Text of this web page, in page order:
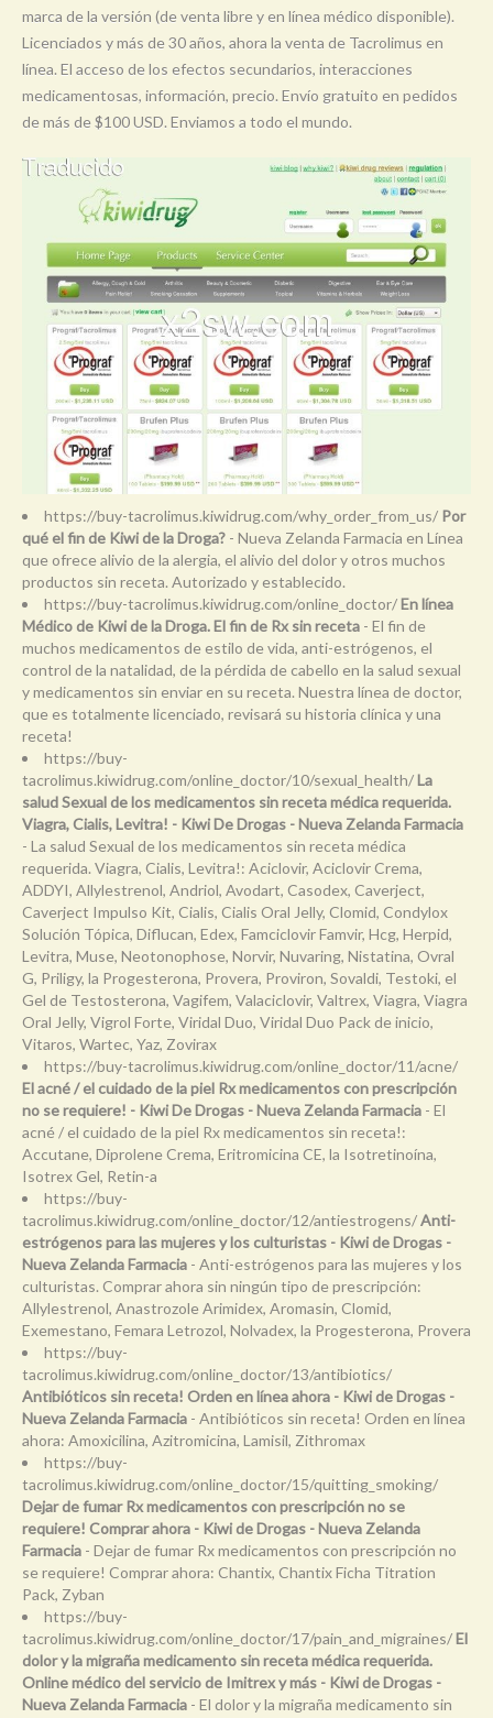
marca de la versión (de venta libre y en línea médico disponible).
Licenciados y más de 30 años, ahora la venta de Tacrolimus en
línea. El acceso de los efectos secundarios, interacciones
medicamentosas, información, precio. Envío gratuito en pedidos
de más de $100 USD. Enviamos a todo el mundo.
https://buy-tacrolimus.kiwidrug.com/why_order_from_us/ Por
qué el fin de Kiwi de la Droga? - Nueva Zelanda Farmacia en Línea
que ofrece alivio de la alergia, el alivio del dolor y otros muchos
productos sin receta. Autorizado y establecido.
https://buy-tacrolimus.kiwidrug.com/online_doctor/En línea
Médico de Kiwi de la Droga. El fin de Rx sin receta - El fin de
muchos medicamentos de estilo de vida, anti-estrógenos, el
control de la natalidad, de la pérdida de cabello en la salud sexual
y medicamentos sin enviar en su receta. Nuestra línea de doctor,
que es totalmente licenciado, revisará su historia clínica y una
receta!
https://buy-
tacrolimus.kiwidrug.com/online_doctor/10/sexual_health/La
salud Sexual de los medicamentos sin receta médica requerida.
Viagra, Cialis, Levitra! - Kiwi De Drogas - Nueva Zelanda Farmacia
- La salud Sexual de los medicamentos sin receta médica
requerida. Viagra, Cialis, Levitra!: Aciclovir, Aciclovir Crema,
ADDYI, Allylestrenol, Andriol, Avodart, Casodex, Caverject,
Caverject Impulso Kit, Cialis, Cialis Oral Jelly, Clomid, Condylox
Solución Tópica, Diflucan, Edex, Famciclovir Famvir, Hcg, Herpid,
Levitra, Muse, Neotonophose, Norvir, Nuvaring, Nistatina, Ovral
G, Priligy, la Progesterona, Provera, Proviron, Sovaldi, Testoki, el
Gel de Testosterona, Vagifem, Valaciclovir, Valtrex, Viagra, Viagra
Oral Jelly, Vigrol Forte, Viridal Duo, Viridal Duo Pack de inicio,
Vitaros, Wartec, Yaz, Zovirax
https://buy-tacrolimus.kiwidrug.com/online_doctor/11/acne/
El acné / el cuidado de la piel Rx medicamentos con prescripción
no se requiere! - Kiwi De Drogas - Nueva Zelanda Farmacia - El
acné / el cuidado de la piel Rx medicamentos sin receta!:
Accutane, Diprolene Crema, Eritromicina CE, la Isotretinoína,
Isotrex Gel, Retin-a
https://buy-
tacrolimus.kiwidrug.com/online_doctor/12/antiestrogens/Anti-
estrógenos para las mujeres y los culturistas - Kiwi de Drogas -
Nueva Zelanda Farmacia - Anti-estrógenos para las mujeres y los
culturistas. Comprar ahora sin ningún tipo de prescripción:
Allylestrenol, Anastrozole Arimidex, Aromasin, Clomid,
Exemestano, Femara Letrozol, Nolvadex, la Progesterona, Provera
https://buy-
tacrolimus.kiwidrug.com/online_doctor/13/antibiotics/
Antibióticos sin receta! Orden en línea ahora - Kiwi de Drogas -
Nueva Zelanda Farmacia - Antibióticos sin receta! Orden en línea
ahora: Amoxicilina, Azitromicina, Lamisil, Zithromax
https://buy-
tacrolimus.kiwidrug.com/online_doctor/15/quitting_smoking/
Dejar de fumar Rx medicamentos con prescripción no se
requiere! Comprar ahora - Kiwi de Drogas - Nueva Zelanda
Farmacia - Dejar de fumar Rx medicamentos con prescripción no
se requiere! Comprar ahora: Chantix, Chantix Ficha Titration
Pack, Zyban
https://buy-
tacrolimus.kiwidrug.com/online_doctor/17/pain_and_migraines/El
dolor y la migraña medicamento sin receta médica requerida.
Online médico del servicio de Imitrex y más - Kiwi de Drogas -
Nueva Zelanda Farmacia - El dolor y la migraña medicamento sin